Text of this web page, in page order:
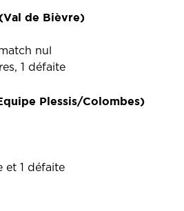
de Bièvre)
nul
1 défaite
Plessis/Colombes)
et 1 défaite